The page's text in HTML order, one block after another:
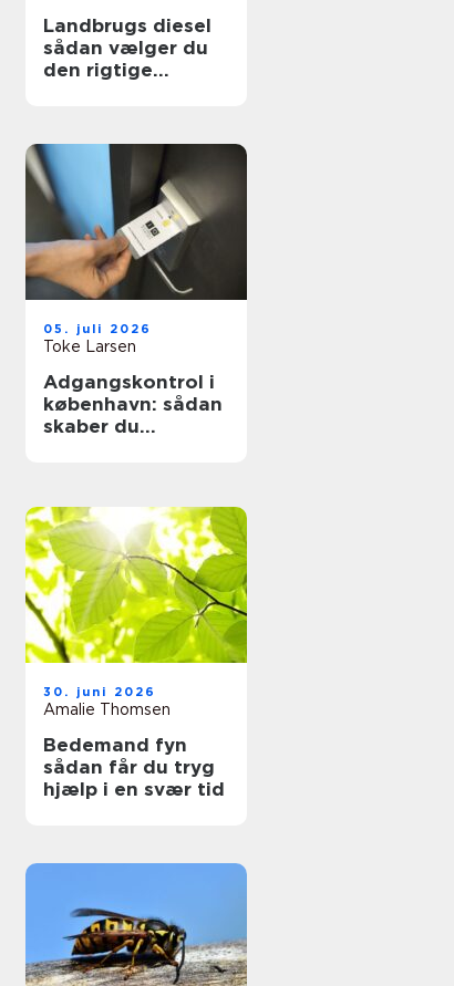
Landbrugs diesel
sådan vælger du
den rigtige
05. juli 2026
Toke Larsen
Adgangskontrol i
københavn: sådan
skaber du
30. juni 2026
Amalie Thomsen
Bedemand fyn
sådan får du tryg
hjælp i en svær tid